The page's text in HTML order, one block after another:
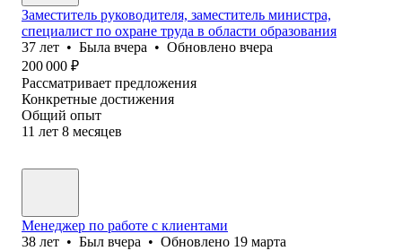
Заместитель руководителя, заместитель министра,
специалист по охране труда в области образования
37 лет • Была вчера • Обновлено вчера
200 000 ₽
Рассматривает предложения
Конкретные достижения
Общий опыт
11 лет 8 месяцев
Менеджер по работе с клиентами
38 лет • Был вчера • Обновлено 19 марта